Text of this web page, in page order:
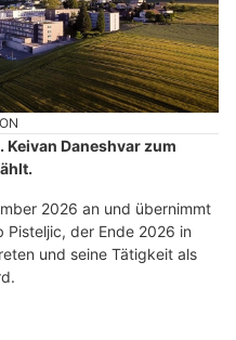
Keivan Daneshvar zum
2026 an und übernimmt
Pisteljic, der Ende 2026 in
und seine Tätigkeit als